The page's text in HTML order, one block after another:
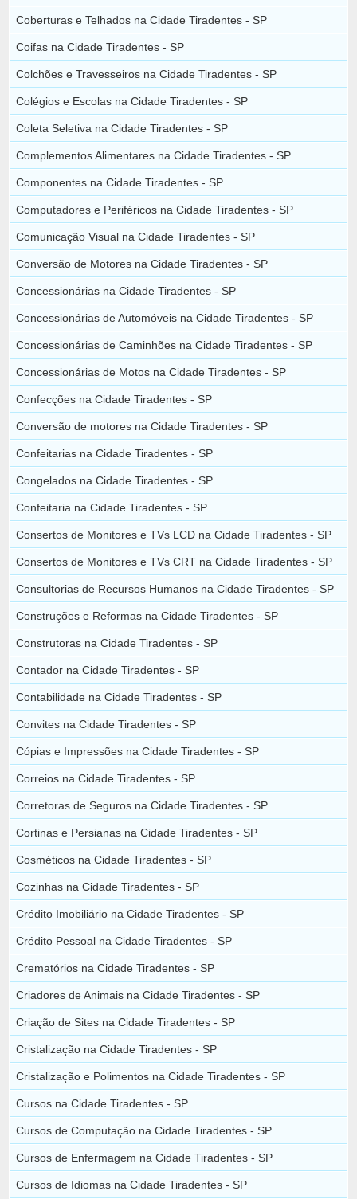
Coberturas e Telhados na Cidade Tiradentes - SP
Coifas na Cidade Tiradentes - SP
Colchões e Travesseiros na Cidade Tiradentes - SP
Colégios e Escolas na Cidade Tiradentes - SP
Coleta Seletiva na Cidade Tiradentes - SP
Complementos Alimentares na Cidade Tiradentes - SP
Componentes na Cidade Tiradentes - SP
Computadores e Periféricos na Cidade Tiradentes - SP
Comunicação Visual na Cidade Tiradentes - SP
Conversão de Motores na Cidade Tiradentes - SP
Concessionárias na Cidade Tiradentes - SP
Concessionárias de Automóveis na Cidade Tiradentes - SP
Concessionárias de Caminhões na Cidade Tiradentes - SP
Concessionárias de Motos na Cidade Tiradentes - SP
Confecções na Cidade Tiradentes - SP
Conversão de motores na Cidade Tiradentes - SP
Confeitarias na Cidade Tiradentes - SP
Congelados na Cidade Tiradentes - SP
Confeitaria na Cidade Tiradentes - SP
Consertos de Monitores e TVs LCD na Cidade Tiradentes - SP
Consertos de Monitores e TVs CRT na Cidade Tiradentes - SP
Consultorias de Recursos Humanos na Cidade Tiradentes - SP
Construções e Reformas na Cidade Tiradentes - SP
Construtoras na Cidade Tiradentes - SP
Contador na Cidade Tiradentes - SP
Contabilidade na Cidade Tiradentes - SP
Convites na Cidade Tiradentes - SP
Cópias e Impressões na Cidade Tiradentes - SP
Correios na Cidade Tiradentes - SP
Corretoras de Seguros na Cidade Tiradentes - SP
Cortinas e Persianas na Cidade Tiradentes - SP
Cosméticos na Cidade Tiradentes - SP
Cozinhas na Cidade Tiradentes - SP
Crédito Imobiliário na Cidade Tiradentes - SP
Crédito Pessoal na Cidade Tiradentes - SP
Crematórios na Cidade Tiradentes - SP
Criadores de Animais na Cidade Tiradentes - SP
Criação de Sites na Cidade Tiradentes - SP
Cristalização na Cidade Tiradentes - SP
Cristalização e Polimentos na Cidade Tiradentes - SP
Cursos na Cidade Tiradentes - SP
Cursos de Computação na Cidade Tiradentes - SP
Cursos de Enfermagem na Cidade Tiradentes - SP
Cursos de Idiomas na Cidade Tiradentes - SP